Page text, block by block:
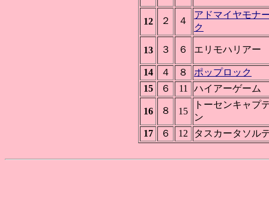
12 ２ ４
アドマイヤモナ
ク
13 ３ ６ エリモハリアー
14 ４ ８
ポップロック
15
６ 11 ハイアーゲーム
16 ８ 15
トーセンキャプ
ン
17
６ 12 タスカータソル